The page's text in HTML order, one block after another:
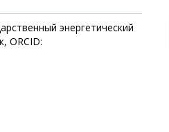
энергетический
ORCID: